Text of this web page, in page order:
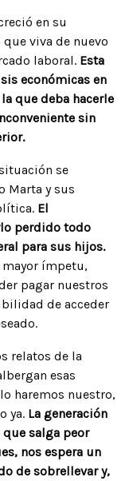
en su
viva de nuevo
laboral. Esta
económicas en
que deba hacerle
sin
se
Marta y sus
El
perdido todo
para sus hijos.
mayor ímpetu,
pagar nuestros
de acceder
relatos de la
esas
haremos nuestro,
ya. La generación
salga peor
nos espera un
de sobrellevar y,